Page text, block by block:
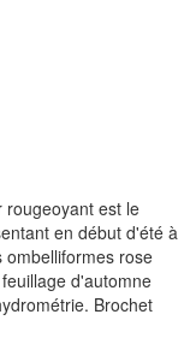
rougeoyant est le
en début d'été à
rose
d'automne
Brochet